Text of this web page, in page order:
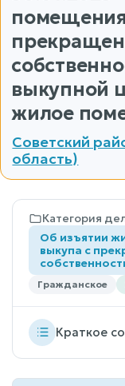
помещения
выкупной
жилое
Советский
область)
Категория
Об изъятии
выкупа с
Гражданское
Краткое